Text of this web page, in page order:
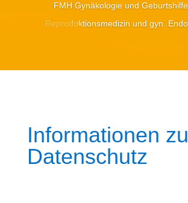
FMH Gynäkologie und
Reproduktionsmedizin und gyn.
Informationen
Datenschutz